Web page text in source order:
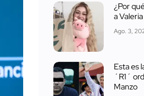
¿Por
a
Ago. 3,
Esta es
´R1´
Manzo